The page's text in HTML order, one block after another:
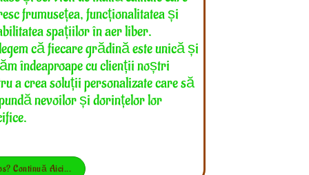
frumusețea, funcționalitatea și
spațiilor în aer liber.
că fiecare grădină este unică și
îndeaproape cu clienții noștri
a crea soluții personalizate care să
nevoilor și dorințelor lor
Continuă Aici...